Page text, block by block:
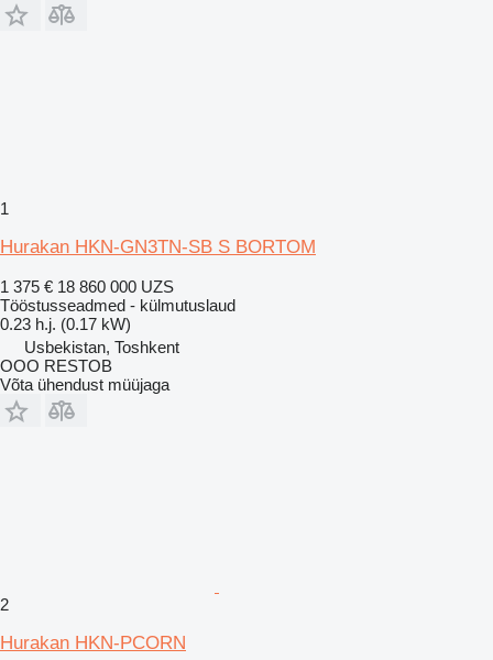
1
Hurakan HKN-GN3TN-SB S BORTOM
1 375 € 18 860 000 UZS
Tööstusseadmed - külmutuslaud
0.23 h.j. (0.17 kW)
Usbekistan, Toshkent
OOO RESTOB
Võta ühendust müüjaga
2
Hurakan HKN-PCORN